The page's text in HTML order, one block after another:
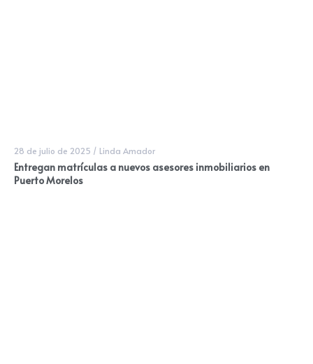
28 de julio de 2025 / Linda Amador
Entregan matrículas a nuevos asesores inmobiliarios en
Puerto Morelos